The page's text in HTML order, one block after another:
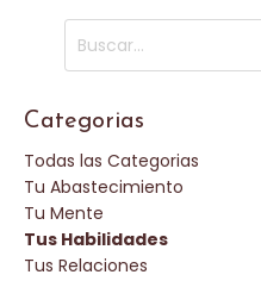
Categorias
Todas las Categorias
Tu Abastecimiento
Tu Mente
Tus Habilidades
Tus Relaciones